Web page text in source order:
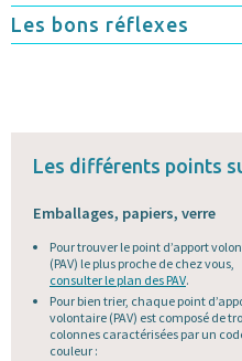
Les bons réflexes
Les différents points
Emballages, papiers, verre
Pour trouver le point d’apport
(PAV) le plus proche de chez vous,
consulter le plan des PAV.
Pour bien trier, chaque point
volontaire (PAV) est composé de
colonnes caractérisées par un
couleur :